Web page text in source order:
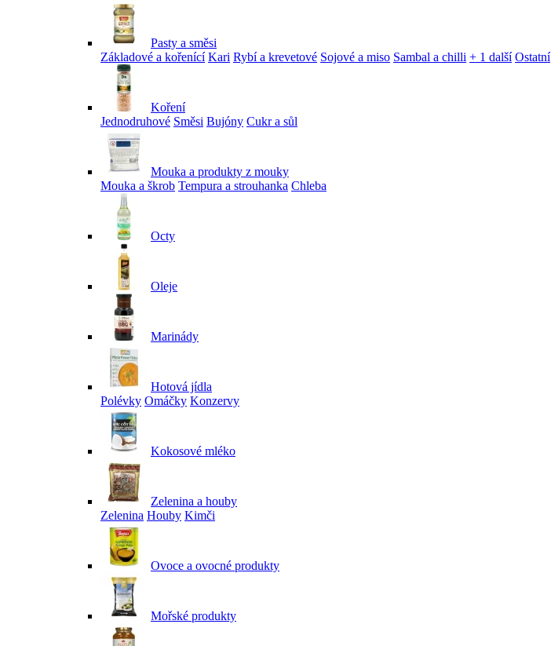
Pasty a směsi
Základové a kořenící Kari Rybí a krevetové Sojové a miso Sambal a chilli + 1 další Ostatní
Koření
Jednodruhové Směsi Bujóny Cukr a sůl
Mouka a produkty z mouky
Mouka a škrob Tempura a strouhanka Chleba
Octy
Oleje
Marinády
Hotová jídla
Polévky Omáčky Konzervy
Kokosové mléko
Zelenina a houby
Zelenina Houby Kimči
Ovoce a ovocné produkty
Mořské produkty